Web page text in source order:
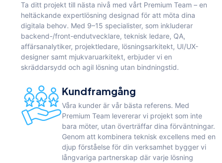
Ta ditt projekt till nästa nivå med vårt Premium Team – en
heltäckande expertlösning designad för att möta dina
digitala behov. Med 9–15 specialister, som inkluderar
backend-/front-endutvecklare, teknisk ledare, QA,
affärsanalytiker, projektledare, lösningsarkitekt, UI/UX-
designer samt mjukvaruarkitekt, erbjuder vi en
skräddarsydd och agil lösning utan bindningstid.
Kundframgång
Våra kunder är vår bästa referens. Med
Premium Team levererar vi projekt som inte
bara möter, utan överträffar dina förväntningar.
Genom att kombinera teknisk excellens med en
djup förståelse för din verksamhet bygger vi
långvariga partnerskap där varje lösning